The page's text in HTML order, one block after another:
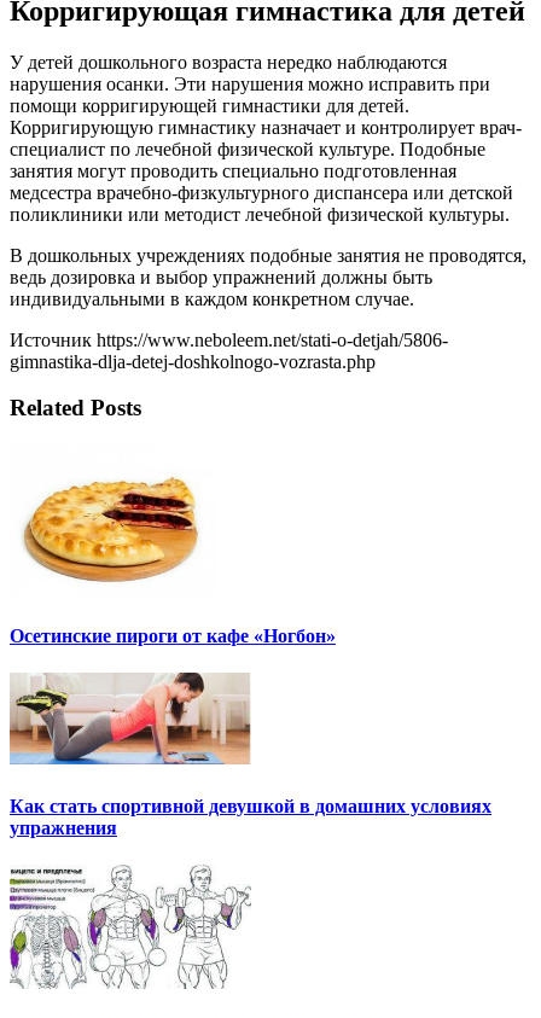
Корригирующая гимнастика для детей
У детей дошкольного возраста нередко наблюдаются
нарушения осанки. Эти нарушения можно исправить при
помощи корригирующей гимнастики для детей.
Корригирующую гимнастику назначает и контролирует врач-
специалист по лечебной физической культуре. Подобные
занятия могут проводить специально подготовленная
медсестра врачебно-физкультурного диспансера или детской
поликлиники или методист лечебной физической культуры.
В дошкольных учреждениях подобные занятия не проводятся,
ведь дозировка и выбор упражнений должны быть
индивидуальными в каждом конкретном случае.
Источник https://www.neboleem.net/stati-o-detjah/5806-
gimnastika-dlja-detej-doshkolnogo-vozrasta.php
Related Posts
Осетинские пироги от кафе «Ногбон»
Как стать спортивной девушкой в домашних условиях
упражнения